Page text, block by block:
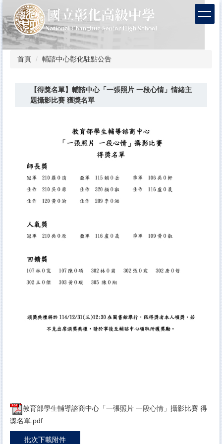
到
主
要
內
首頁 輔諮中心彰化駐點公告
【得獎名單】輔諮中心「一張照片 一段心情」情緒主
題攝影比賽 獲獎名單
教育部學生輔導諮商中心「一張照片 一段心情」攝影比賽 得
獎名單.pdf
批次下載附件